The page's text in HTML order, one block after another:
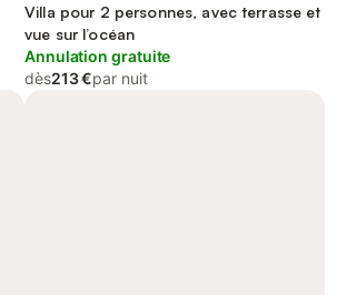
Villa pour 2 personnes, avec terrasse et
vue sur l’océan
Annulation gratuite
dès213 €par nuit